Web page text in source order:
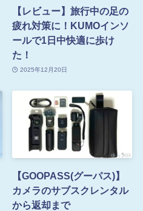
【レビュー】旅行中の足の
疲れ対策に！KUMOインソ
ールで1日中快適に歩け
た！
2025年12月20日
【GOOPASS(グーパス)】
カメラのサブスクレンタル
から返却まで